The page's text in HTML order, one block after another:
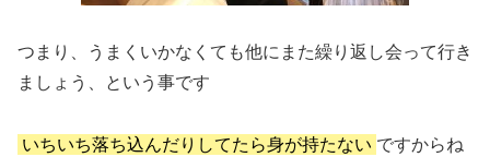
つまり、うまくいかなくても他にまた繰り返し会って行き
ましょう、という事です
いちいち落ち込んだりしてたら身が持たない ですからね